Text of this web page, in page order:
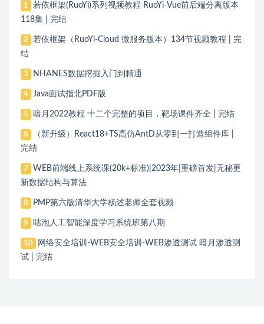
1
若依框架(RuoYi)系列视频教程 RuoYi-Vue前后端分离版本
118集 | 完结
2
若依框架（RuoYi-Cloud 微服务版本）134节视频教程 | 完
结
3 NHANES数据挖掘入门到精通
4 Java面试指北PDF版
5 暗月2022教程 十二个完整的项目，靶场课件齐全 | 完结
6
（新升级）React18+TS高仿AntD从零到一打造组件库 |
完结
7
WEB前端线上系统课(20k+标准)|2023年|重磅首发|无秘更
新数据结构与算法
8 PMP第六版清华大学杨述老师全套视频
9 咕泡人工智能深度学习系统班第八期
10
网络安全培训-WEB安全培训-WEB渗透测试 暗月渗透测
试 | 完结